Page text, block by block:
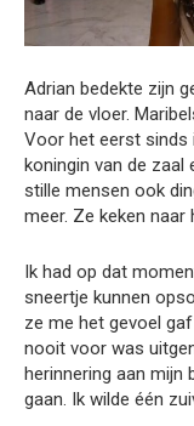
Adrian bedekte zijn
naar de vloer.
Voor het eerst sinds
koningin van de
stille mensen ook
meer. Ze keken naar
Ik had op dat
sneertje kunnen
ze me het gevoel
nooit voor was
herinnering aan
gaan. Ik wilde één